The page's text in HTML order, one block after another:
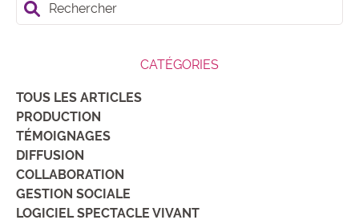
Rechercher
CATÉGORIES
TOUS LES ARTICLES
PRODUCTION
TÉMOIGNAGES
DIFFUSION
COLLABORATION
GESTION SOCIALE
LOGICIEL SPECTACLE VIVANT